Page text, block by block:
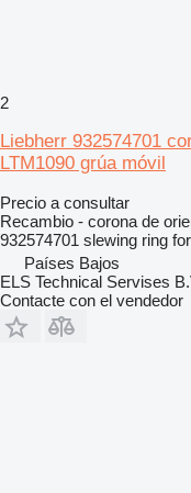
2
Liebherr 932574701
LTM1090 grúa móvil
Precio a consultar
Recambio - corona de
932574701 slewing ring
Países Bajos
ELS Technical Servises
Contacte con el vendedor